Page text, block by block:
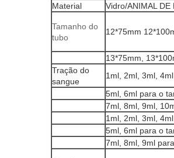
Material Vidro/ANIMAL DE
Tamanho do
tubo
12*75mm
13*75mm,
Tração do
sangue
1ml, 2ml, 3ml,
5ml, 6ml para o
7ml, 8ml, 9ml,
1ml, 2ml, 3ml,
5ml, 6ml para o
7ml, 8ml, 9ml